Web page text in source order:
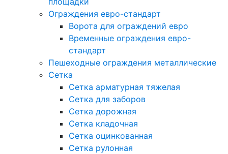
Ограждения евро-стандарт
Ворота для ограждений евро
Временные ограждения евро-
стандарт
Пешеходные ограждения металлические
Сетка
Сетка арматурная тяжелая
Сетка для заборов
Сетка дорожная
Сетка кладочная
Сетка оцинкованная
Сетка рулонная